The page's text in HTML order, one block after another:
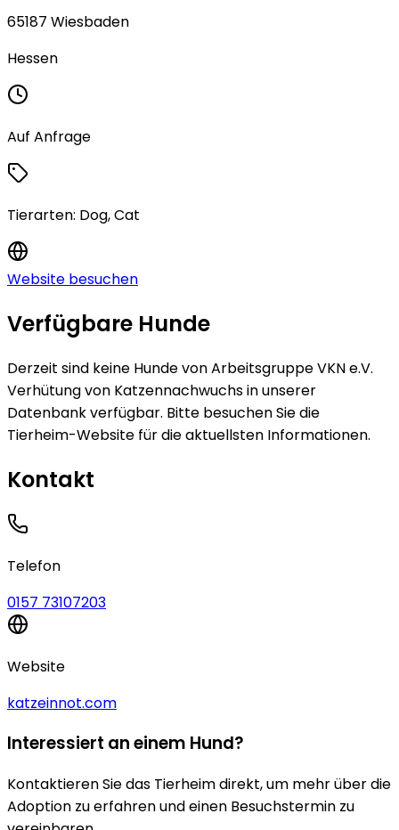
65187 Wiesbaden
Hessen
Auf Anfrage
Tierarten: Dog, Cat
Website besuchen
Verfügbare Hunde
Derzeit sind keine HundevonArbeitsgruppe VKN e.V.
Verhütung von Katzennachwuchsin unserer
Datenbank verfügbar. Bitte besuchen Sie die
Tierheim-Website für die aktuellsten Informationen.
Kontakt
Telefon
0157 73107203
Website
katzeinnot.com
Interessiert an einem Hund?
Kontaktieren Sie das Tierheim direkt, um mehr über die
Adoption zu erfahren und einen Besuchstermin zu